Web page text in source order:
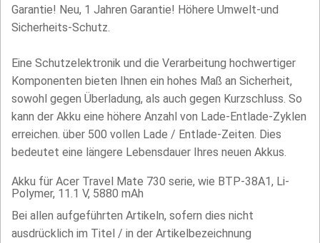
Garantie! Neu, 1 Jahren Garantie! Höhere Umwelt-und
Sicherheits-Schutz.
Eine Schutzelektronik und die Verarbeitung hochwertiger
Komponenten bieten Ihnen ein hohes Maß an Sicherheit,
sowohl gegen Überladung, als auch gegen Kurzschluss. So
kann der Akku eine höhere Anzahl von Lade-Entlade-Zyklen
erreichen. über 500 vollen Lade / Entlade-Zeiten. Dies
bedeutet eine längere Lebensdauer Ihres neuen Akkus.
Akku für Acer Travel Mate 730 serie, wie BTP-38A1, Li-
Polymer, 11.1 V, 5880 mAh
Bei allen aufgeführten Artikeln, sofern dies nicht
ausdrücklich im Titel / in der Artikelbezeichnung